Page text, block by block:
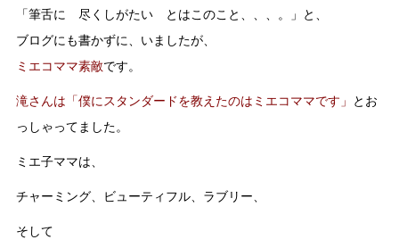
「筆舌に 尽くしがたい とはこのこと、、、。」と、
ブログにも書かずに、いましたが、
ミエコママ素敵です。
滝さんは「僕にスタンダードを教えたのはミエコママです」
とお
っしゃってました。
ミエ子ママは、
チャーミング、ビューティフル、ラブリー、
そして